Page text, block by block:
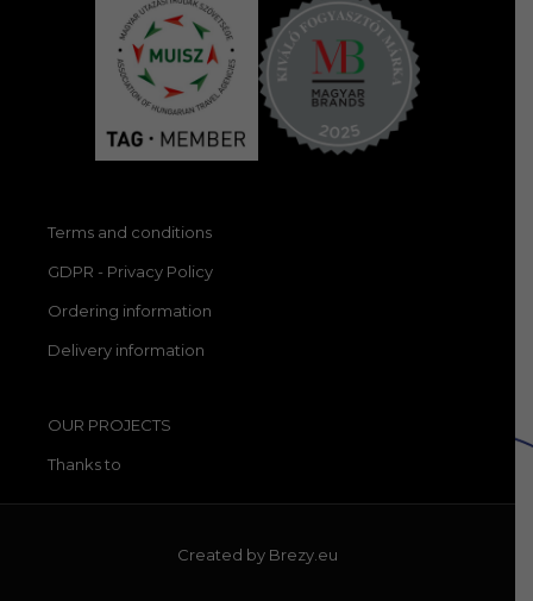
Terms and conditions
GDPR - Privacy Policy
Ordering information
Delivery information
OUR PROJECTS
Thanks to
Created by Brezy.eu